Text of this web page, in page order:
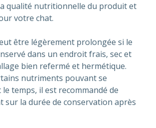
qualité nutritionnelle du produit et
votre chat.
être légèrement prolongée si le
dans un endroit frais, sec et
bien refermé et hermétique.
nutriments pouvant se
le temps, il est recommandé de
sur la durée de conservation après